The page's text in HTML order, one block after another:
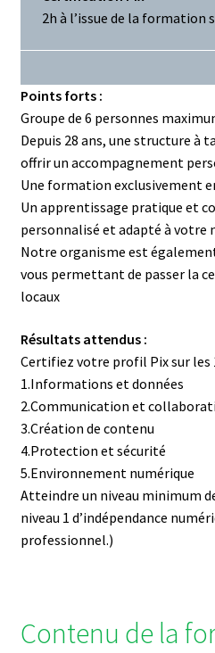
2h à l’issue de la formation
Points forts :
Groupe de 6 personnes
Depuis 28 ans, une structure à
offrir un accompagnement
Une formation exclusivement
Un apprentissage pratique et
personnalisé et adapté à votre
Notre organisme est
vous permettant de passer la
locaux
Résultats attendus :
Certifiez votre profil Pix sur les
1.Informations et données
2.Communication et
3.Création de contenu
4.Protection et sécurité
5.Environnement numérique
Atteindre un niveau minimum
niveau 1 d’indépendance
professionnel.)
Contenu de la